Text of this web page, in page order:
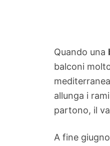
Quando una
balconi
allunga i
partono, il
A fine